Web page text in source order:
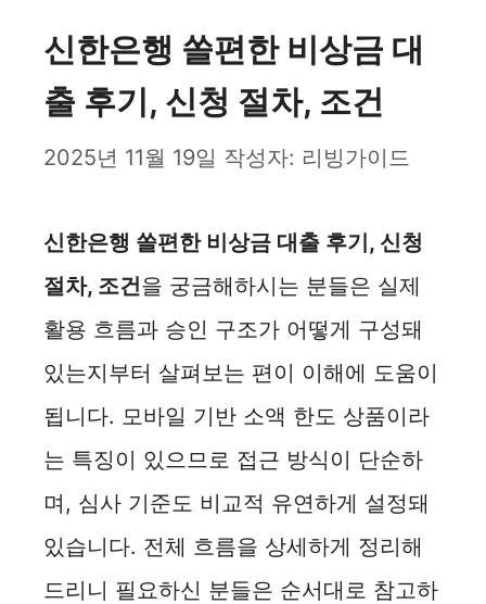
신한은행 쏠편한 비상금 대
출 후기, 신청 절차, 조건
2025년 11월 19일 작성자: 리빙가이드
신한은행 쏠편한 비상금 대출 후기, 신청
절차, 조건을 궁금해하시는 분들은 실제
활용 흐름과 승인 구조가 어떻게 구성돼
있는지부터 살펴보는 편이 이해에 도움이
됩니다. 모바일 기반 소액 한도 상품이라
는 특징이 있으므로 접근 방식이 단순하
며, 심사 기준도 비교적 유연하게 설정돼
있습니다. 전체 흐름을 상세하게 정리해
드리니 필요하신 분들은 순서대로 참고하